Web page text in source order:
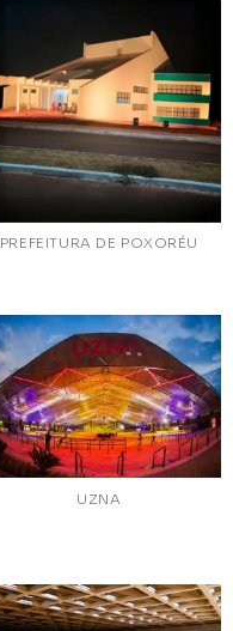
PREFEITURA DE POXORÉU
UZNA